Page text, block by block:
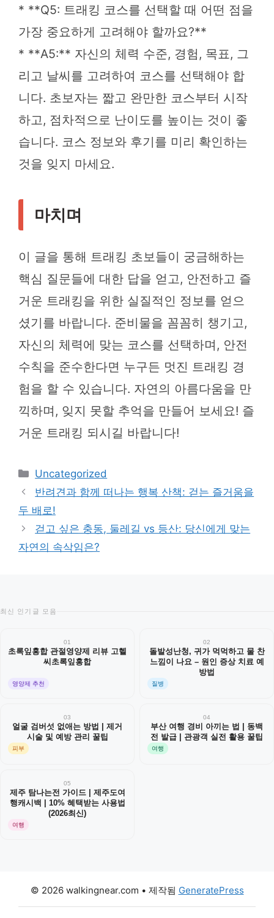
* **Q5: 트래킹 코스를 선택할 때 어떤 점을
가장 중요하게 고려해야 할까요?**
* **A5:** 자신의 체력 수준, 경험, 목표, 그
리고 날씨를 고려하여 코스를 선택해야 합
니다. 초보자는 짧고 완만한 코스부터 시작
하고, 점차적으로 난이도를 높이는 것이 좋
습니다. 코스 정보와 후기를 미리 확인하는
것을 잊지 마세요.
마치며
이 글을 통해 트래킹 초보들이 궁금해하는
핵심 질문들에 대한 답을 얻고, 안전하고 즐
거운 트래킹을 위한 실질적인 정보를 얻으
셨기를 바랍니다. 준비물을 꼼꼼히 챙기고,
자신의 체력에 맞는 코스를 선택하며, 안전
수칙을 준수한다면 누구든 멋진 트래킹 경
험을 할 수 있습니다. 자연의 아름다움을 만
끽하며, 잊지 못할 추억을 만들어 보세요! 즐
거운 트래킹 되시길 바랍니다!
카
테
리
Uncategorized
반려견과 함께 떠나는 행복 산책: 걷는 즐거움을
두 배로!
걷고 싶은 충동, 둘레길 vs 등산: 당신에게 맞는
자연의 속삭임은?
최신 인기글 모음
01
초록잎홍합 관절영양제 리뷰 고헬
씨초록잎홍합
영양제 추천
02
돌발성난청, 귀가 먹먹하고 물 찬
느낌이 나요 – 원인 증상 치료 예
방법
질병
03
얼굴 검버섯 없애는 방법 | 제거
시술 및 예방 관리 꿀팁
피부
04
부산 여행 경비 아끼는 법 | 동백
전 발급 | 관광객 실전 활용 꿀팁
여행
05
제주 탐나는전 가이드 | 제주도여
행캐시백 | 10% 혜택받는 사용법
(2026최신)
여행
© 2026 walkingnear.com • 제작됨 GeneratePress